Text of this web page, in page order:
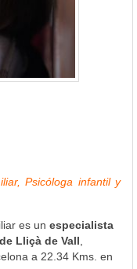
Psicóloga infantil y
es un especialista
Lliçà de Vall
a 22.34 Kms. en